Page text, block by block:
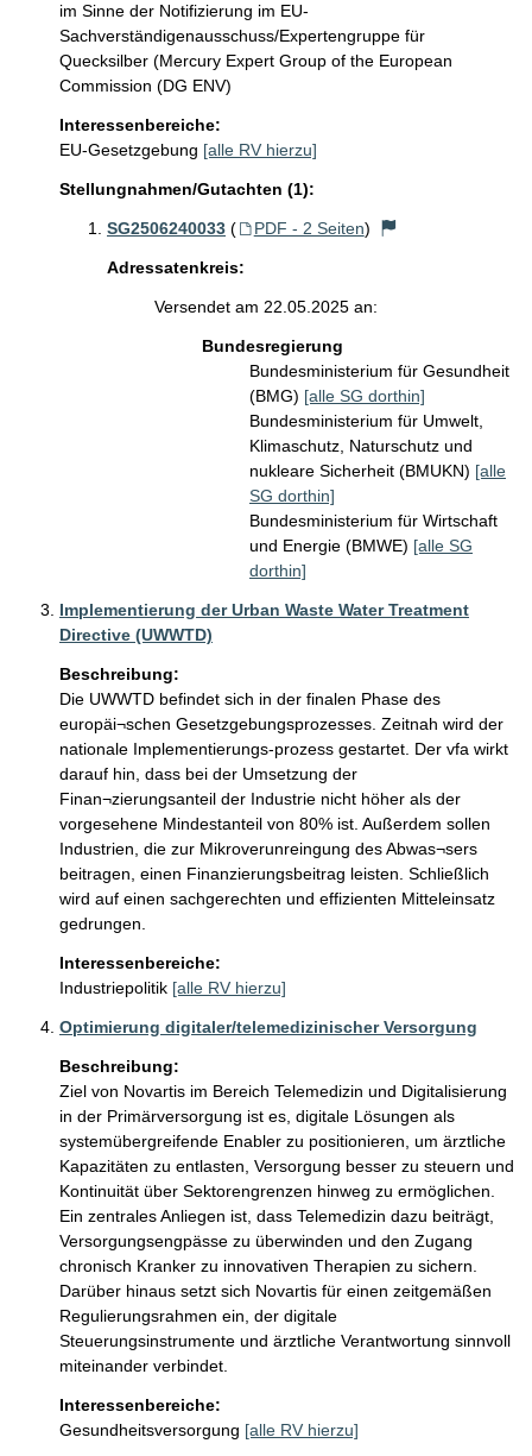
im Sinne der Notifizierung im EU-
Sachverständigenausschuss/Expertengruppe für
Quecksilber (Mercury Expert Group of the European
Commission (DG ENV)
Interessenbereiche:
EU-Gesetzgebung [alle RV hierzu]
Stellungnahmen/Gutachten (1):
SG2506240033 ( PDF - 2 Seiten)
Adressatenkreis:
Versendet am 22.05.2025 an:
Bundesregierung
Bundesministerium für Gesundheit
(BMG) [alle SG dorthin]
Bundesministerium für Umwelt,
Klimaschutz, Naturschutz und
nukleare Sicherheit (BMUKN) [alle
SG dorthin]
Bundesministerium für Wirtschaft
und Energie (BMWE) [alle SG
dorthin]
Implementierung der Urban Waste Water Treatment
Directive (UWWTD)
Beschreibung:
Die UWWTD befindet sich in der finalen Phase des
europäi¬schen Gesetzgebungsprozesses. Zeitnah wird der
nationale Implementierungs-prozess gestartet. Der vfa wirkt
darauf hin, dass bei der Umsetzung der
Finan¬zierungsanteil der Industrie nicht höher als der
vorgesehene Mindestanteil von 80% ist. Außerdem sollen
Industrien, die zur Mikroverunreingung des Abwas¬sers
beitragen, einen Finanzierungsbeitrag leisten. Schließlich
wird auf einen sachgerechten und effizienten Mitteleinsatz
gedrungen.
Interessenbereiche:
Industriepolitik [alle RV hierzu]
Optimierung digitaler/telemedizinischer Versorgung
Beschreibung:
Ziel von Novartis im Bereich Telemedizin und Digitalisierung
in der Primärversorgung ist es, digitale Lösungen als
systemübergreifende Enabler zu positionieren, um ärztliche
Kapazitäten zu entlasten, Versorgung besser zu steuern und
Kontinuität über Sektorengrenzen hinweg zu ermöglichen.
Ein zentrales Anliegen ist, dass Telemedizin dazu beiträgt,
Versorgungsengpässe zu überwinden und den Zugang
chronisch Kranker zu innovativen Therapien zu sichern.
Darüber hinaus setzt sich Novartis für einen zeitgemäßen
Regulierungsrahmen ein, der digitale
Steuerungsinstrumente und ärztliche Verantwortung sinnvoll
miteinander verbindet.
Interessenbereiche:
Gesundheitsversorgung [alle RV hierzu]